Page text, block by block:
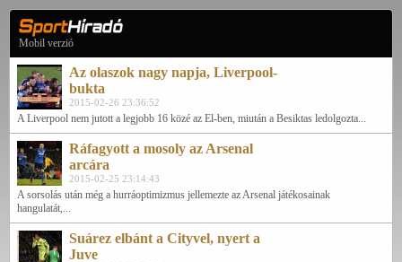
Mobil verzió
Az olaszok nagy napja, Liverpool-
bukta
2015-02-26 23:36:52
A Liverpool nem jutott a legjobb 16 közé az El-ben, miután a Besiktas ledolgozta...
Ráfagyott a mosoly az Arsenal
arcára
2015-02-25 23:14:43
A sorsolás után még a hurráoptimizmus jellemezte az Arsenal játékosainak
hangulatát,...
Suárez elbánt a Cityvel, nyert a
Juve